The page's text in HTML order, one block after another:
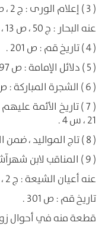
( 3 ) إعلام الورى : ج 2 ، ص 106 ، س 9 .
عنه البحار : ج 50 ، ص 13 ، ضمن ح 12 .
( 4 ) تاريخ قم : ص 201 .
( 5 ) دلائل الإمامة : ص 397 ، س 1 .
( 6 ) الشجرة المباركة : ص 78 ، س 3 .
( 7 ) تاريخ الأئمة
21 ، س 4 .
( 8 ) تاج المواليد ، ضمن المجموعة النفيسة : ص 130 ، س 3 .
( 9 ) المناقب لابن شهرآشوب : ج 4 ، ص 380 ، س 1 .
عنه أعيان الشيعة : ج 2 ، ص 33 ، س 10 .
تاريخ قم : ص 301 .
قطعة منه في أحوال